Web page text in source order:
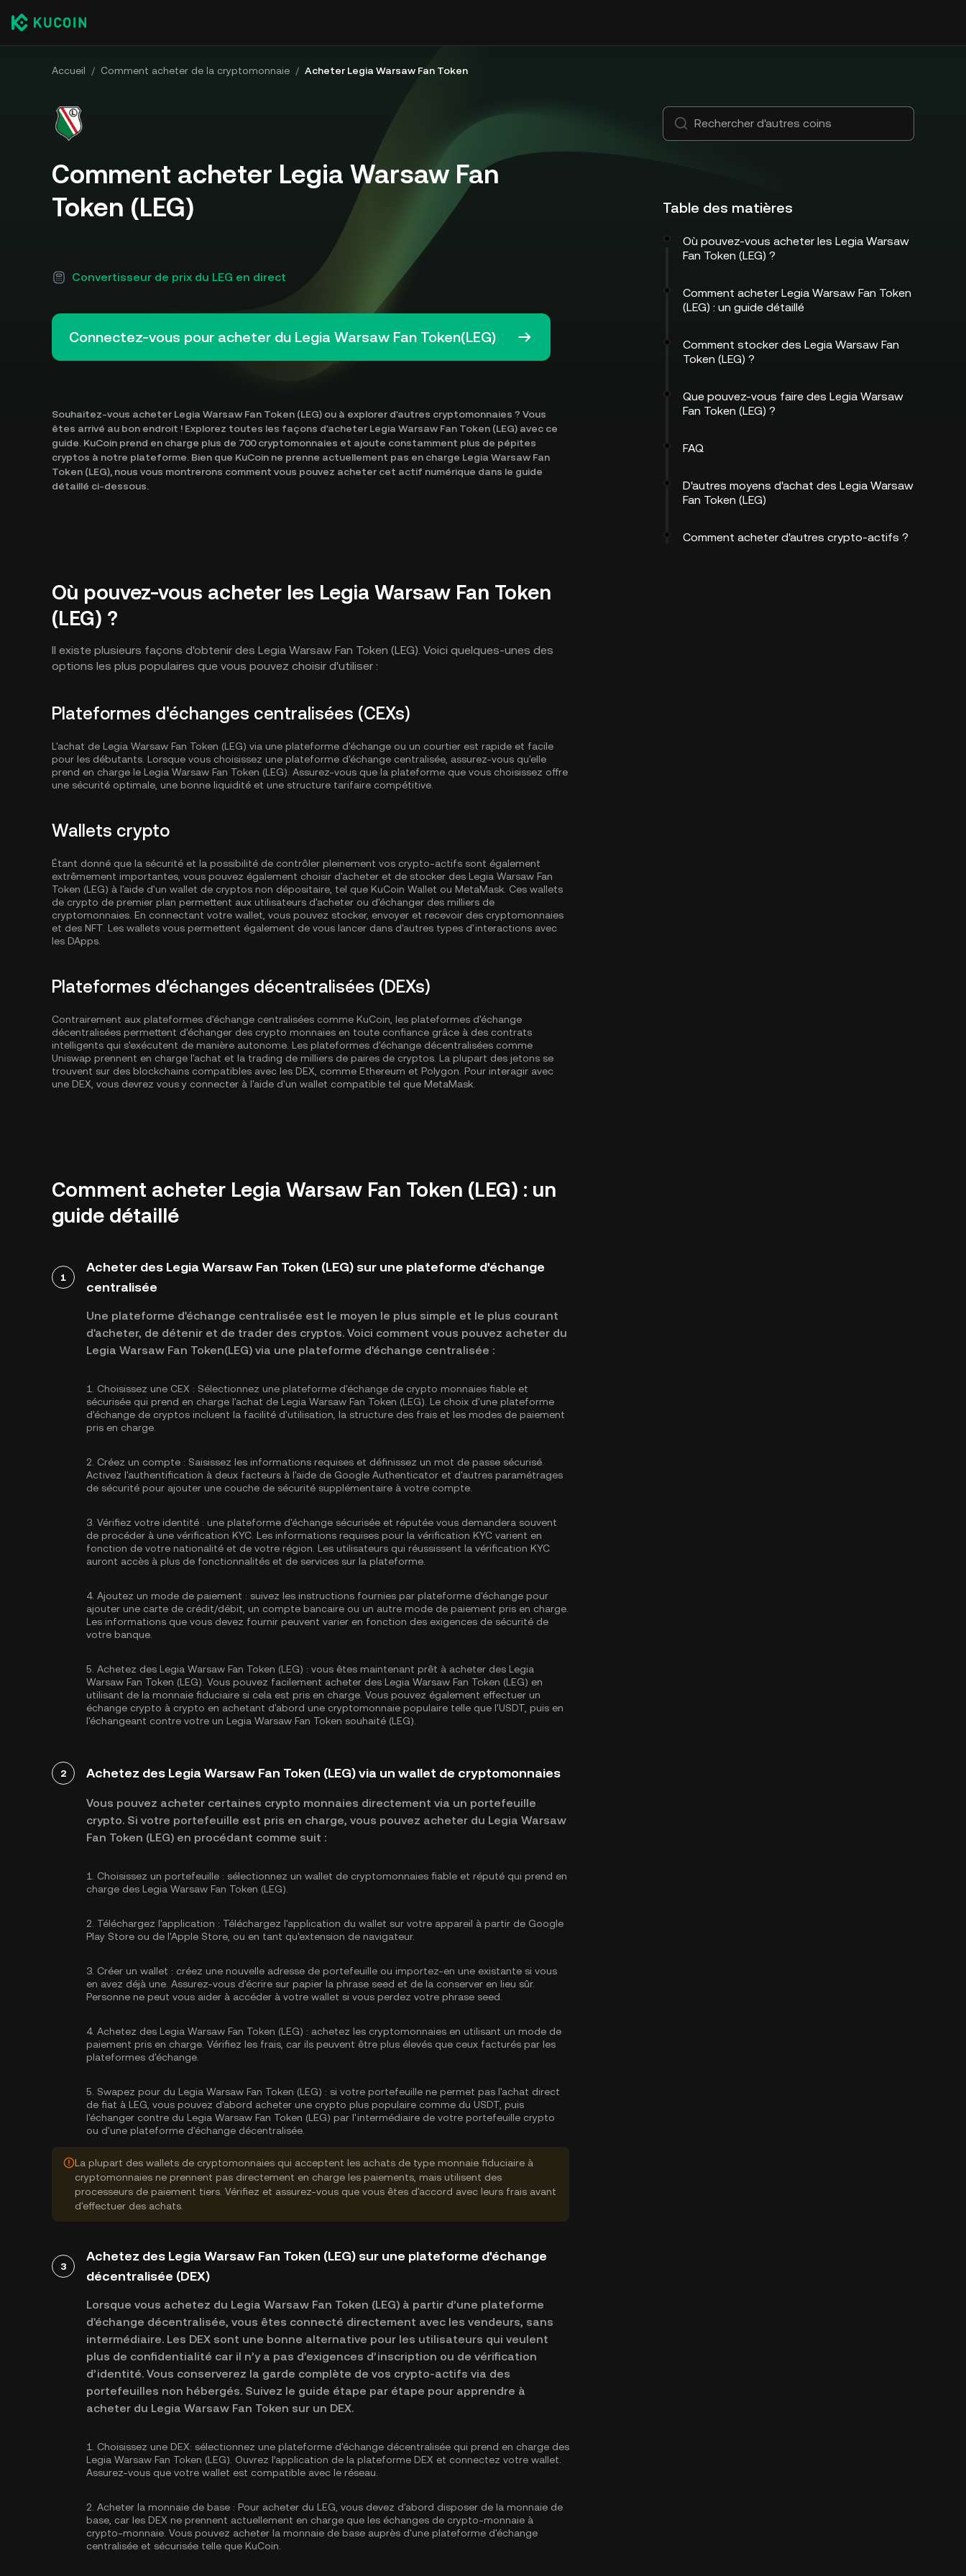
Accueil / Comment acheter de la cryptomonnaie / Acheter Legia Warsaw Fan Token
Comment acheter Legia Warsaw Fan
Token (LEG)
Convertisseur de prix du LEG en direct
Connectez-vous pour acheter du Legia Warsaw Fan Token(LEG)
Souhaitez-vous acheter Legia Warsaw Fan Token (LEG) ou à explorer d'autres cryptomonnaies ? Vous
êtes arrivé au bon endroit ! Explorez toutes les façons d'acheter Legia Warsaw Fan Token (LEG) avec ce
guide. KuCoin prend en charge plus de 700 cryptomonnaies et ajoute constamment plus de pépites
cryptos à notre plateforme. Bien que KuCoin ne prenne actuellement pas en charge Legia Warsaw Fan
Token (LEG), nous vous montrerons comment vous pouvez acheter cet actif numérique dans le guide
détaillé ci-dessous.
Où pouvez-vous acheter les Legia Warsaw Fan Token
(LEG) ?
Il existe plusieurs façons d'obtenir des Legia Warsaw Fan Token (LEG). Voici quelques-unes des
options les plus populaires que vous pouvez choisir d'utiliser :
Plateformes d'échanges centralisées (CEXs)
L'achat de Legia Warsaw Fan Token (LEG) via une plateforme d'échange ou un courtier est rapide et facile
pour les débutants. Lorsque vous choisissez une plateforme d'échange centralisée, assurez-vous qu'elle
prend en charge le Legia Warsaw Fan Token (LEG). Assurez-vous que la plateforme que vous choisissez offre
une sécurité optimale, une bonne liquidité et une structure tarifaire compétitive.
Wallets crypto
Étant donné que la sécurité et la possibilité de contrôler pleinement vos crypto-actifs sont également
extrêmement importantes, vous pouvez également choisir d'acheter et de stocker des Legia Warsaw Fan
Token (LEG) à l'aide d'un wallet de cryptos non dépositaire, tel que KuCoin Wallet ou MetaMask. Ces wallets
de crypto de premier plan permettent aux utilisateurs d'acheter ou d'échanger des milliers de
cryptomonnaies. En connectant votre wallet, vous pouvez stocker, envoyer et recevoir des cryptomonnaies
et des NFT. Les wallets vous permettent également de vous lancer dans d'autres types d'interactions avec
les DApps.
Plateformes d'échanges décentralisées (DEXs)
Contrairement aux plateformes d'échange centralisées comme KuCoin, les plateformes d'échange
décentralisées permettent d'échanger des crypto monnaies en toute confiance grâce à des contrats
intelligents qui s'exécutent de manière autonome. Les plateformes d'échange décentralisées comme
Uniswap prennent en charge l'achat et la trading de milliers de paires de cryptos. La plupart des jetons se
trouvent sur des blockchains compatibles avec les DEX, comme Ethereum et Polygon . Pour interagir avec
une DEX, vous devrez vous y connecter à l'aide d'un wallet compatible tel que MetaMask.
Comment acheter Legia Warsaw Fan Token (LEG) : un
guide détaillé
1
Acheter des Legia Warsaw Fan Token (LEG) sur une plateforme d'échange
centralisée
Une plateforme d'échange centralisée est le moyen le plus simple et le plus courant
d'acheter, de détenir et de trader des cryptos. Voici comment vous pouvez acheter du
Legia Warsaw Fan Token(LEG) via une plateforme d'échange centralisée :
1. Choisissez une CEX : Sélectionnez une plateforme d'échange de crypto monnaies fiable et
sécurisée qui prend en charge l'achat de Legia Warsaw Fan Token (LEG). Le choix d'une plateforme
d'échange de cryptos incluent la facilité d'utilisation, la structure des frais et les modes de paiement
pris en charge.
2. Créez un compte : Saisissez les informations requises et définissez un mot de passe sécurisé.
Activez l'authentification à deux facteurs à l'aide de Google Authenticator et d'autres paramétrages
de sécurité pour ajouter une couche de sécurité supplémentaire à votre compte.
3. Vérifiez votre identité : une plateforme d'échange sécurisée et réputée vous demandera souvent
de procéder à une vérification KYC. Les informations requises pour la vérification KYC varient en
fonction de votre nationalité et de votre région. Les utilisateurs qui réussissent la vérification KYC
auront accès à plus de fonctionnalités et de services sur la plateforme.
4. Ajoutez un mode de paiement : suivez les instructions fournies par plateforme d'échange pour
ajouter une carte de crédit/débit, un compte bancaire ou un autre mode de paiement pris en charge.
Les informations que vous devez fournir peuvent varier en fonction des exigences de sécurité de
votre banque.
5. Achetez des Legia Warsaw Fan Token (LEG) : vous êtes maintenant prêt à acheter des Legia
Warsaw Fan Token (LEG). Vous pouvez facilement acheter des Legia Warsaw Fan Token (LEG) en
utilisant de la monnaie fiduciaire si cela est pris en charge. Vous pouvez également effectuer un
échange crypto à crypto en achetant d'abord une cryptomonnaie populaire telle que l'USDT , puis en
l'échangeant contre votre un Legia Warsaw Fan Token souhaité (LEG).
2 Achetez des Legia Warsaw Fan Token (LEG) via un wallet de cryptomonnaies
Vous pouvez acheter certaines crypto monnaies directement via un portefeuille
crypto. Si votre portefeuille est pris en charge, vous pouvez acheter du Legia Warsaw
Fan Token (LEG) en procédant comme suit :
1. Choisissez un portefeuille : sélectionnez un wallet de cryptomonnaies fiable et réputé qui prend en
charge des Legia Warsaw Fan Token (LEG).
2. Téléchargez l'application : Téléchargez l'application du wallet sur votre appareil à partir de Google
Play Store ou de l'Apple Store, ou en tant qu'extension de navigateur.
3. Créer un wallet : créez une nouvelle adresse de portefeuille ou importez-en une existante si vous
en avez déjà une. Assurez-vous d'écrire sur papier la phrase seed et de la conserver en lieu sûr.
Personne ne peut vous aider à accéder à votre wallet si vous perdez votre phrase seed.
4. Achetez des Legia Warsaw Fan Token (LEG) : achetez les cryptomonnaies en utilisant un mode de
paiement pris en charge. Vérifiez les frais, car ils peuvent être plus élevés que ceux facturés par les
plateformes d'échange.
5. Swapez pour du Legia Warsaw Fan Token (LEG) : si votre portefeuille ne permet pas l'achat direct
de fiat à LEG, vous pouvez d'abord acheter une crypto plus populaire comme du USDT, puis
l'échanger contre du Legia Warsaw Fan Token (LEG) par l'intermédiaire de votre portefeuille crypto
ou d'une plateforme d'échange décentralisée.
La plupart des wallets de cryptomonnaies qui acceptent les achats de type monnaie fiduciaire à
cryptomonnaies ne prennent pas directement en charge les paiements, mais utilisent des
processeurs de paiement tiers. Vérifiez et assurez-vous que vous êtes d'accord avec leurs frais avant
d'effectuer des achats.
3
Achetez des Legia Warsaw Fan Token (LEG) sur une plateforme d'échange
décentralisée (DEX)
Lorsque vous achetez du Legia Warsaw Fan Token (LEG) à partir d’une plateforme
d'échange décentralisée, vous êtes connecté directement avec les vendeurs, sans
intermédiaire. Les DEX sont une bonne alternative pour les utilisateurs qui veulent
plus de confidentialité car il n’y a pas d’exigences d’inscription ou de vérification
d’identité. Vous conserverez la garde complète de vos crypto-actifs via des
portefeuilles non hébergés. Suivez le guide étape par étape pour apprendre à
acheter du Legia Warsaw Fan Token sur un DEX.
1. Choisissez une DEX: sélectionnez une plateforme d'échange décentralisée qui prend en charge des
Legia Warsaw Fan Token (LEG). Ouvrez l’application de la plateforme DEX et connectez votre wallet.
Assurez-vous que votre wallet est compatible avec le réseau.
2. Acheter la monnaie de base : Pour acheter du LEG, vous devez d'abord disposer de la monnaie de
base, car les DEX ne prennent actuellement en charge que les échanges de crypto-monnaie à
crypto-monnaie. Vous pouvez acheter la monnaie de base auprès d'une plateforme d'échange
centralisée et sécurisée telle que KuCoin.
Table des matières
Où pouvez-vous acheter les Legia Warsaw
Fan Token (LEG) ?
Comment acheter Legia Warsaw Fan Token
(LEG) : un guide détaillé
Comment stocker des Legia Warsaw Fan
Token (LEG) ?
Que pouvez-vous faire des Legia Warsaw
Fan Token (LEG) ?
FAQ
D'autres moyens d'achat des Legia Warsaw
Fan Token (LEG)
Comment acheter d'autres crypto-actifs ?